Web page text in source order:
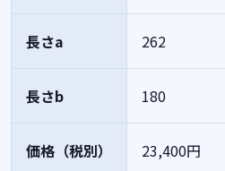
長さa 262
長さb 180
価格（税別） 23,400円